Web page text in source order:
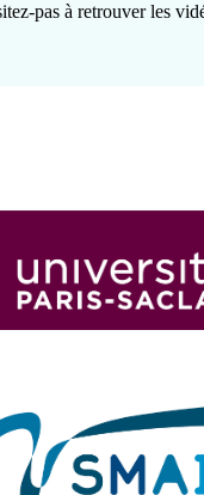
pas à retrouver les